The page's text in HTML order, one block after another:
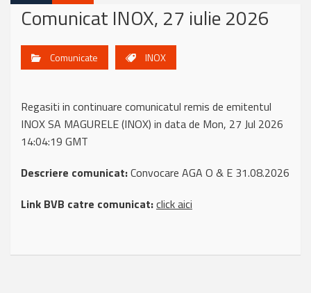
Comunicat INOX, 27 iulie 2026
Comunicate INOX
Regasiti in continuare comunicatul remis de emitentul
INOX SA MAGURELE (INOX) in data de Mon, 27 Jul 2026
14:04:19 GMT
Descriere comunicat:Convocare AGA O & E 31.08.2026
Link BVB catre comunicat:click aici